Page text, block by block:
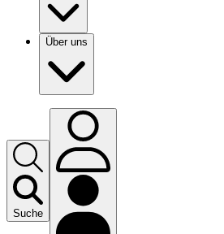
Über uns
Suche